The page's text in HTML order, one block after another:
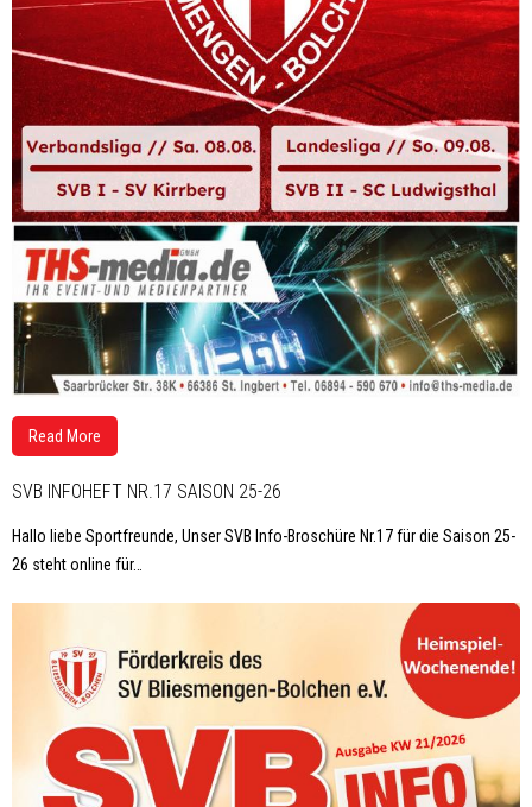
Read More
SVB INFOHEFT NR.17 SAISON 25-26
Hallo liebe Sportfreunde, Unser SVB Info-Broschüre Nr.17 für die Saison 25-
26 steht online für…